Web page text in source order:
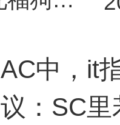
AC中，it
议：SC